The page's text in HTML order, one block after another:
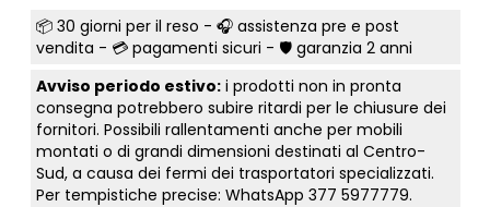
📦 30 giorni per il reso - 🎧 assistenza pre e post
vendita - 💳 pagamenti sicuri - 🛡️ garanzia 2 anni
Avviso periodo estivo:i prodotti non in pronta
consegna potrebbero subire ritardi per le chiusure dei
fornitori. Possibili rallentamenti anche per mobili
montati o di grandi dimensioni destinati al Centro-
Sud, a causa dei fermi dei trasportatori specializzati.
Per tempistiche precise: WhatsApp 377 5977779.